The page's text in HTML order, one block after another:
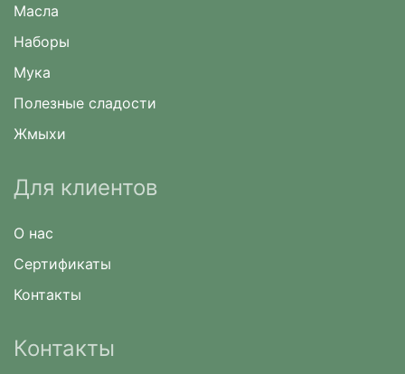
Масла
Наборы
Мука
Полезные сладости
Жмыхи
Для клиентов
О нас
Сертификаты
Контакты
Контакты